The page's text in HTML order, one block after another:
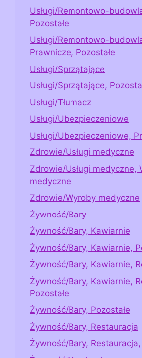
Usługi/Remontowo-
Pozostałe
Usługi/Remontowo-
Prawnicze, Pozostałe
Usługi/Sprzątające
Usługi/Sprzątające,
Usługi/Tłumacz
Usługi/Ubezpieczeniowe
Usługi/Ubezpieczeniowe,
Zdrowie/Usługi medyczne
Zdrowie/Usługi medyczne,
medyczne
Zdrowie/Wyroby medyczne
Żywność/Bary
Żywność/Bary, Kawiarnie
Żywność/Bary, Kawiarnie,
Żywność/Bary, Kawiarnie,
Żywność/Bary, Kawiarnie,
Pozostałe
Żywność/Bary, Pozostałe
Żywność/Bary, Restauracja
Żywność/Bary, Restauracja,